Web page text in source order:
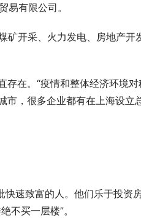
易有限公司。
开采、火力发电、房地产开
存在。“疫情和整体经济环境对
市，很多企业都有在上海设立
快速致富的人。他们乐于投资
不买一层楼”。